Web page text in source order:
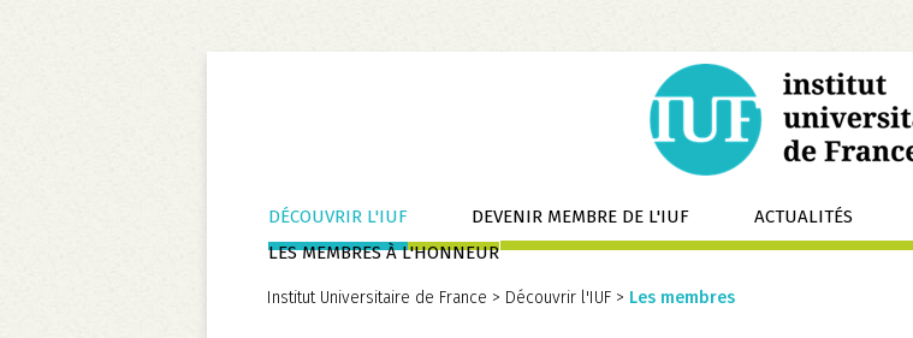
Aller
au
contenu
DÉCOUVRIR L'IUF DEVENIR MEMBRE DE L'IUF ACTUALITÉS
LES MEMBRES À L'HONNEUR
Institut Universitaire de France > Découvrir l'IUF > Les membres